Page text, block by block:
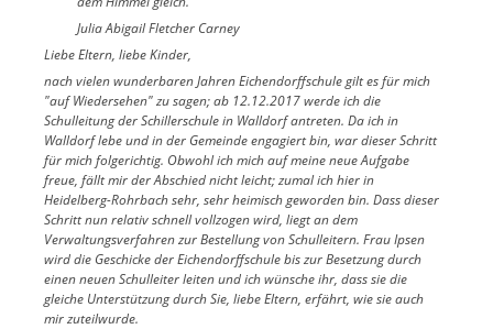
Julia Abigail Fletcher Carney
Liebe Eltern, liebe Kinder,
nach vielen wunderbaren Jahren Eichendorffschule gilt es für mich
"auf Wiedersehen" zu sagen; ab 12.12.2017 werde ich die
Schulleitung der Schillerschule in Walldorf antreten. Da ich in
Walldorf lebe und in der Gemeinde engagiert bin, war dieser Schritt
für mich folgerichtig. Obwohl ich mich auf meine neue Aufgabe
freue, fällt mir der Abschied nicht leicht; zumal ich hier in
Heidelberg-Rohrbach sehr, sehr heimisch geworden bin. Dass dieser
Schritt nun relativ schnell vollzogen wird, liegt an dem
Verwaltungsverfahren zur Bestellung von Schulleitern. Frau Ipsen
wird die Geschicke der Eichendorffschule bis zur Besetzung durch
einen neuen Schulleiter leiten und ich wünsche ihr, dass sie die
gleiche Unterstützung durch Sie, liebe Eltern, erfährt, wie sie auch
mir zuteilwurde.